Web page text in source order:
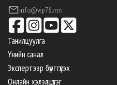
info@vip76.mn
Танилцуулга
Үнийн санал
Экспертээр бүртгүүлэх
Онлайн хэлэлцүүлэг